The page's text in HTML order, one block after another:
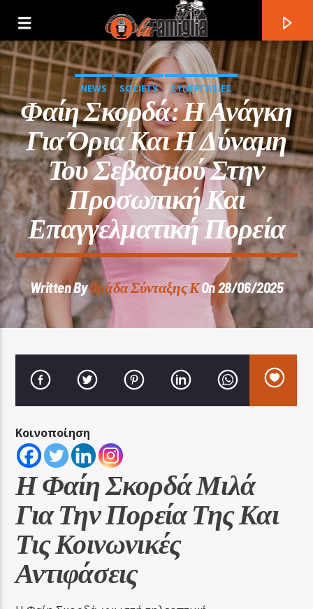
Current Track
Title
Artist
LA FAMIGLIA RADIO
LA FAMIGLIA ΝΗΣΙΩΤΙΚΑ
NEWS SOCIETY ΣΥΝΕΡΓΑΣΙΕΣ
Φαίη Σκορδά: Η Ανάγκη
Για Όρια Και Η Δύναμη
Του Σεβασμού Στην
Προσωπική Και
Επαγγελματική Πορεία
Written ByOμάδα Σύνταξης ΚOn 28/06/2025
Κοινοποίηση
Η Φαίη Σκορδά Μιλά
Για Την Πορεία Της Και
Τις Κοινωνικές
Αντιφάσεις